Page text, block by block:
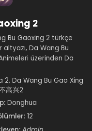
2
Bu Gaoxing 2 türkçe
altyazı, Da Wang Bu
üzerinden Da
2, Da Wang Bu Gao Xing
高兴2
Donghua
12